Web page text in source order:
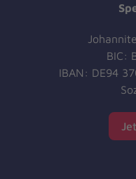
BIC:
IBAN: DE94